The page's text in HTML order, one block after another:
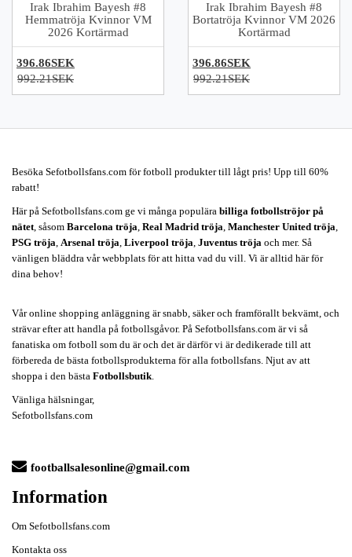
Irak Ibrahim Bayesh #8
Hemmatröja Kvinnor VM
2026 Kortärmad
396.86SEK
992.21SEK
Irak Ibrahim Bayesh #8
Bortatröja Kvinnor VM 2026
Kortärmad
396.86SEK
992.21SEK
Besöka Sefotbollsfans.com för fotboll produkter till lågt pris! Upp till 60%
rabatt!
Här på Sefotbollsfans.com ge vi många populära billiga fotbollströjor på
nätet, såsom Barcelona tröja, Real Madrid tröja, Manchester United tröja,
PSG tröja, Arsenal tröja, Liverpool tröja, Juventus tröja och mer. Så
vänligen bläddra vår webbplats för att hitta vad du vill. Vi är alltid här för
dina behov!
Vår online shopping anläggning är snabb, säker och framförallt bekvämt, och
strävar efter att handla på fotbollsgåvor. På Sefotbollsfans.com är vi så
fanatiska om fotboll som du är och det är därför vi är dedikerade till att
förbereda de bästa fotbollsprodukterna för alla fotbollsfans. Njut av att
shoppa i den bästa Fotbollsbutik.
Vänliga hälsningar,
Sefotbollsfans.com
footballsalesonline@gmail.com
Information
Om Sefotbollsfans.com
Kontakta oss